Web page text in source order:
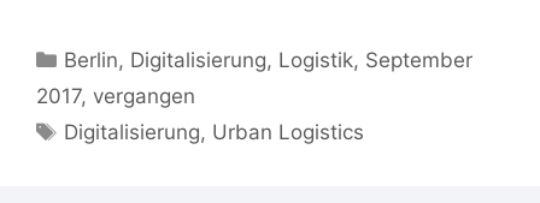
Kategorien
Berlin, Digitalisierung, Logistik, September
2017, vergangen
Schlagwörter
Digitalisierung, Urban Logistics